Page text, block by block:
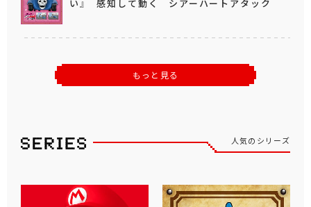
い』 感知して動く シアーハートアタック
もっと見る
人気のシリーズ